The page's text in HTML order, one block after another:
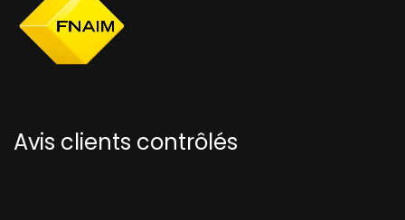
Avis clients contrôlés